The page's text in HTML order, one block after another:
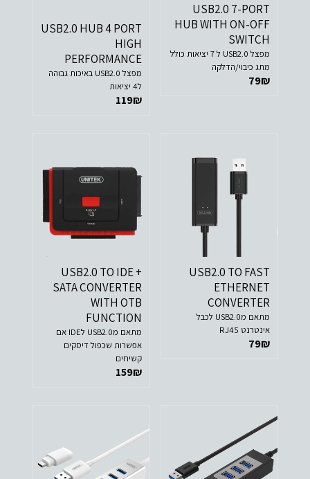
USB2.0 7-PORT
HUB WITH ON-OFF
SWITCH
מפצל USB2.0 ל 7 יציאות כולל
מתג כיבוי/הדלקה
79₪
USB2.0 HUB 4 PORT
HIGH
PERFORMANCE
מפצל USB2.0 באיכות גבוהה
ל4 יציאות
119₪
USB2.0 TO FAST
ETHERNET
CONVERTER
מתאם מUSB2.0 לכבל
אינטרנט RJ45
79₪
USB2.0 TO IDE +
SATA CONVERTER
WITH OTB
FUNCTION
מתאם מUSB2.0 לIDE אם
אפשרות שכפול דיסקים
קשיחים
159₪